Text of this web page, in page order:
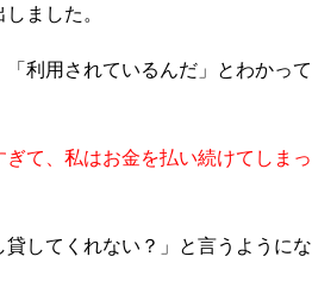
ました。
利用されているんだ」とわかって
て、私はお金を払い続けてしまっ
してくれない？」と言うようにな